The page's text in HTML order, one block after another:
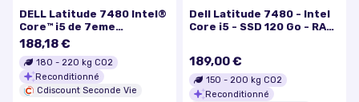
DELL Latitude 7480 Intel®
Core™ i5 de 7eme
génération 260 GHz 356
cm (14) 1366 x 768 pixels 8
Go 128 Go
188,18 €
180 - 220 kg CO2
Reconditionné
Cdiscount Seconde Vie
Dell Latitude 7480 - Intel
Core i5 - SSD 120 Go - RAM
189,00 €
150 - 200 kg CO2
Reconditionné